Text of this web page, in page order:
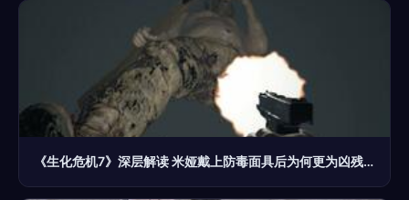
《生化危机7》深层解读 米娅戴上防毒面具后为何更为凶残？